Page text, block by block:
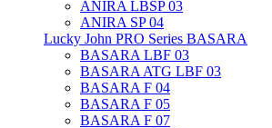
ANIRA LBSP 03
ANIRA SP 04
Lucky John PRO Series BASARA
BASARA LBF 03
BASARA ATG LBF 03
BASARA F 04
BASARA F 05
BASARA F 07